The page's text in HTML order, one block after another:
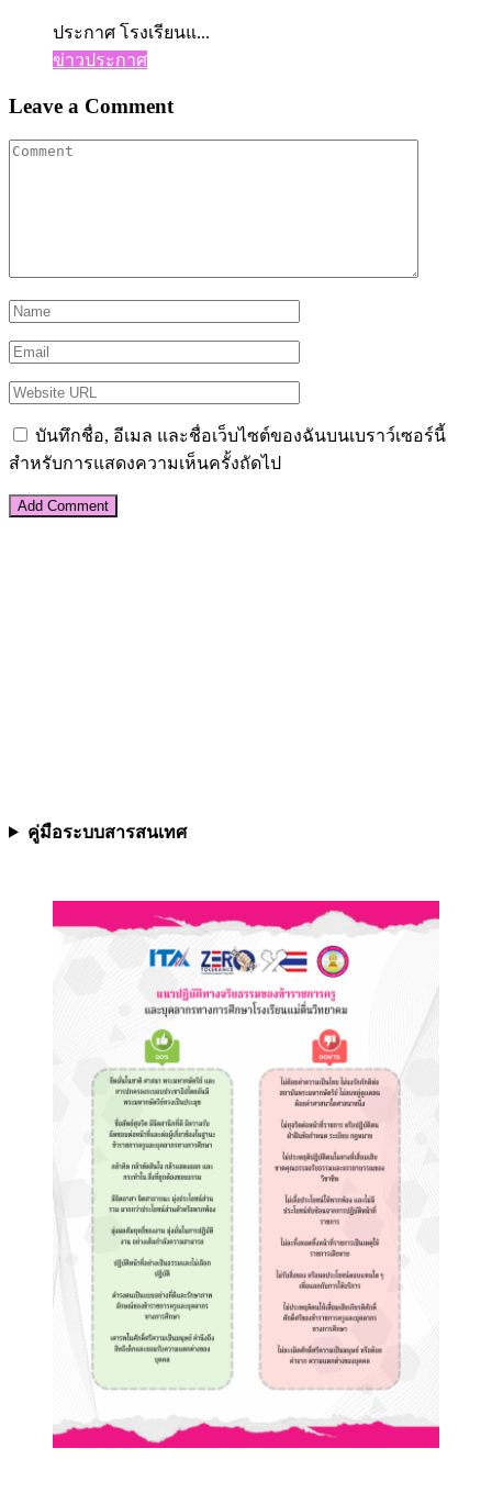
ประกาศ โรงเรียนแ...
ข่าวประกาศ
Leave a Comment
บันทึกชื่อ, อีเมล และชื่อเว็บไซต์ของฉันบนเบราว์เซอร์นี้
สำหรับการแสดงความเห็นครั้งถัดไป
คู่มือระบบสารสนเทศ